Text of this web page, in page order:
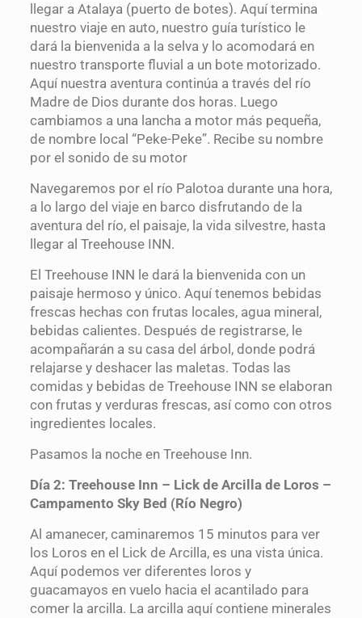
llegar a Atalaya (puerto de botes). Aquí termina
nuestro viaje en auto, nuestro guía turístico le
dará la bienvenida a la selva y lo acomodará en
nuestro transporte fluvial a un bote motorizado.
Aquí nuestra aventura continúa a través del río
Madre de Dios durante dos horas. Luego
cambiamos a una lancha a motor más pequeña,
de nombre local “Peke-Peke”. Recibe su nombre
por el sonido de su motor
Navegaremos por el río Palotoa durante una hora,
a lo largo del viaje en barco disfrutando de la
aventura del río, el paisaje, la vida silvestre, hasta
llegar al Treehouse INN.
El Treehouse INN le dará la bienvenida con un
paisaje hermoso y único. Aquí tenemos bebidas
frescas hechas con frutas locales, agua mineral,
bebidas calientes. Después de registrarse, le
acompañarán a su casa del árbol, donde podrá
relajarse y deshacer las maletas. Todas las
comidas y bebidas de Treehouse INN se elaboran
con frutas y verduras frescas, así como con otros
ingredientes locales.
Pasamos la noche en Treehouse Inn.
Día 2: Treehouse Inn – Lick de Arcilla de Loros –
Campamento Sky Bed (Río Negro)
Al amanecer, caminaremos 15 minutos para ver
los Loros en el Lick de Arcilla, es una vista única.
Aquí podemos ver diferentes loros y
guacamayos en vuelo hacia el acantilado para
comer la arcilla. La arcilla aquí contiene minerales